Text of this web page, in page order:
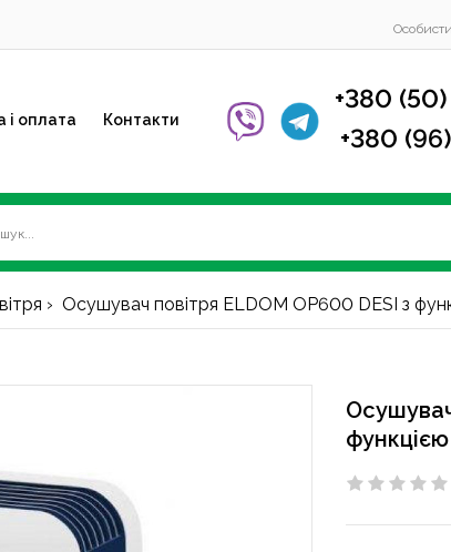
і оплата Контакти
+380
+380
Осушувач повітря ELDOM OP600 DESI з
функцією